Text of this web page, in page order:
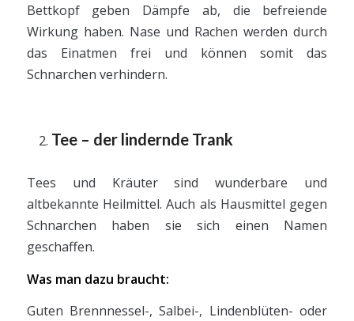
Bettkopf geben Dämpfe ab, die befreiende
Wirkung haben. Nase und Rachen werden durch
das Einatmen frei und können somit das
Schnarchen verhindern.
Tee – der lindernde Trank
Tees und Kräuter sind wunderbare und
altbekannte Heilmittel. Auch als Hausmittel gegen
Schnarchen haben sie sich einen Namen
geschaffen.
Was man dazu braucht:
Guten Brennnessel-, Salbei-, Lindenblüten- oder